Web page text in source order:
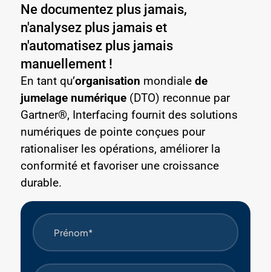
Ne documentez plus jamais,
n'analysez plus jamais et
n'automatisez plus jamais
manuellement !
En tant qu’organisation mondiale de
jumelage numérique (DTO) reconnue par
Gartner®, Interfacing fournit des solutions
numériques de pointe conçues pour
rationaliser les opérations, améliorer la
conformité et favoriser une croissance
durable.